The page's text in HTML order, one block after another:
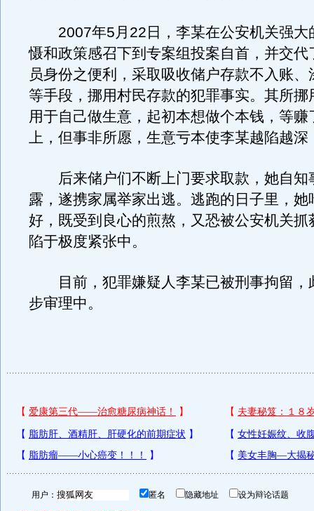
2007年5月22日，李某在公安机关强大
慑和政策感召下到专案组投案自首，并交代
员身份之便利，采取吸收储户存款不入账、
等手段，挪用村民存款的犯罪事实。其所挪
用于自己做生意，起初本想做个本钱，等赚
上，但事非所愿，生意亏本使李某越陷越深
后来储户们不断上门要求取款，她自知
露，遂携家属举家出逃。逃跑的日子里，她
好，既受到良心的煎熬，又恐被公安机关抓
陷于极度紧张中。
目前，犯罪嫌疑人李某已被刑事拘留，
步审理中。
用户： 匿名 隐藏地址 设为辩论话题